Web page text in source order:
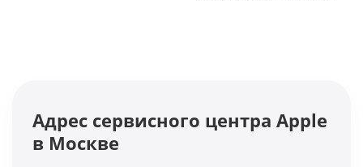
Адрес сервисного центра Apple
в Москве